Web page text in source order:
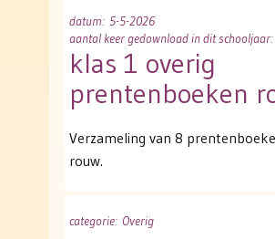
datum: 5-5-2026
aantal keer gedownload in dit
klas 1 overig
prentenboeken
Verzameling van 8
rouw.
categorie: Overig